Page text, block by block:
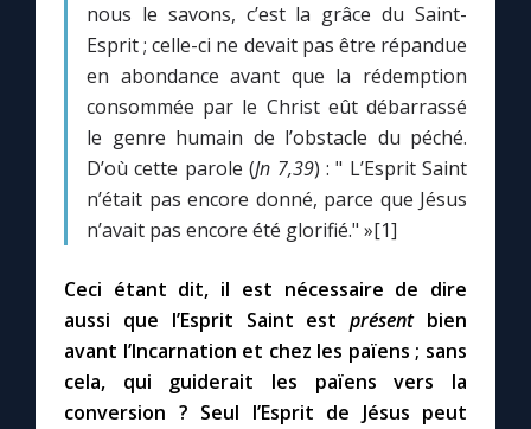
Les premiers samedis du mois
Marie qui défait les nœuds
Me consacrer à Jésus par Marie
Mes intentions de prière
Une Minute avec Marie
Une neuvaine
nous le savons, c’est la grâce du Saint-
Esprit ; celle-ci ne devait pas être répandue
en abondance avant que la rédemption
consommée par le Christ eût débarrassé
le genre humain de l’obstacle du péché.
D’où cette parole (Jn 7,39) : " L’Esprit Saint
n’était pas encore donné, parce que Jésus
n’avait pas encore été glorifié." »[1]
Ceci étant dit, il est nécessaire de dire
aussi que l’Esprit Saint estprésentbien
avant l’Incarnation et chez les païens ; sans
cela, qui guiderait les païens vers la
conversion ? Seul l’Esprit de Jésus peut